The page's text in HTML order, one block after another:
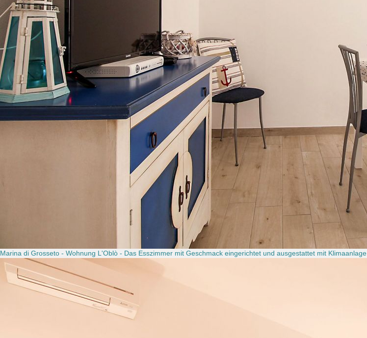
Marina di Grosseto - Wohnung L'Oblò - Das Esszimmer mit Geschmack eingerichtet und ausgestattet mit Klimaanlage